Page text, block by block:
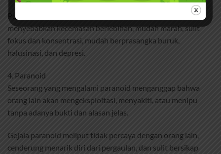
Pada kasus yang parah, perubahan suasana hati bisa
menyebabkan kecemasan berlebihan, mudah marah, sulit
fokus dan konsentrasi, mudah berprasangka buruk,
halusinasi, dan depresi.
4. Paranoid
Seseorang yang mengalami paranoid menganggap bahwa
orang lain akan mengeksploitasi, menyakiti, atau menipu
tanpa adanya bukti dan alasan jelas.
Gejala paranoid meliput tidak percaya dengan orang lain,
cenderung menarik diri dari pergaulan, dan sulit bersikap